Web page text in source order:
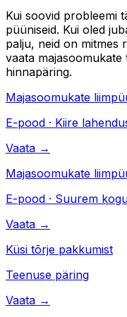
Kui soovid probleemi
püüniseid. Kui oled
palju, neid on mitmes
vaata
hinnapäring.
Majasoomukate
E-pood · Kiire
Vaata →
Majasoomukate
E-pood · Suurem
Vaata →
Küsi tõrje pakkumist
Teenuse päring
Vaata →